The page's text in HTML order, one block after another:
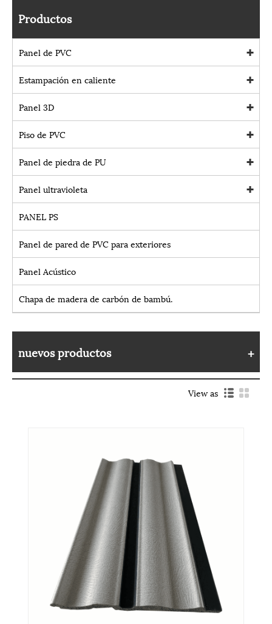
Productos
Panel de PVC
Estampación en caliente
Panel 3D
Piso de PVC
Panel de piedra de PU
Panel ultravioleta
PANEL PS
Panel de pared de PVC para exteriores
Panel Acústico
Chapa de madera de carbón de bambú.
nuevos productos
View as